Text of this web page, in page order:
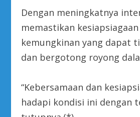
Dengan meningkatnya
memastikan
kemungkinan yang dapat
dan bergotong royong
“Kebersamaan dan
hadapi kondisi ini dengan